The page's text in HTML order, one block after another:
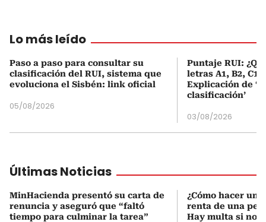
Lo más leído
Paso a paso para consultar su
clasificación del RUI, sistema que
evoluciona el Sisbén: link oficial
05/08/2026
Puntaje RUI:
letras A1, B2, C1
Explicación de
clasificación’
03/08/2026
Últimas Noticias
MinHacienda presentó su carta de
renuncia y aseguró que “faltó
tiempo para culminar la tarea”
¿Cómo hacer
renta de una
Hay multa si no